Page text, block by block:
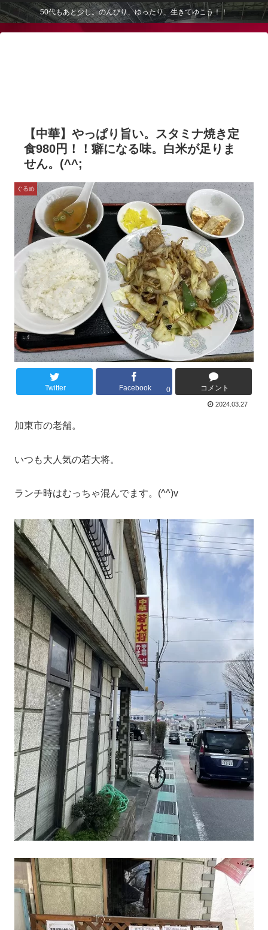
50代もあと少し。のんびり、ゆったり、生きてゆこう！！
【中華】やっぱり旨い。スタミナ焼き定
食980円！！癖になる味。白米が足りま
せん。(^^;
ぐるめ
Twitter Facebook 0 コメント
2024.03.27
加東市の老舗。
いつも大人気の若大将。
ランチ時はむっちゃ混んでます。(^^)v